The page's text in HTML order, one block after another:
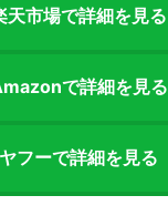
天市場で詳細を見る
で詳細を見る
ヤフーで詳細を見る